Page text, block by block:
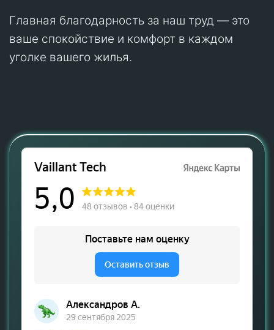
Главная благодарность за наш труд — это
ваше спокойствие и комфорт в каждом
уголке вашего жилья.